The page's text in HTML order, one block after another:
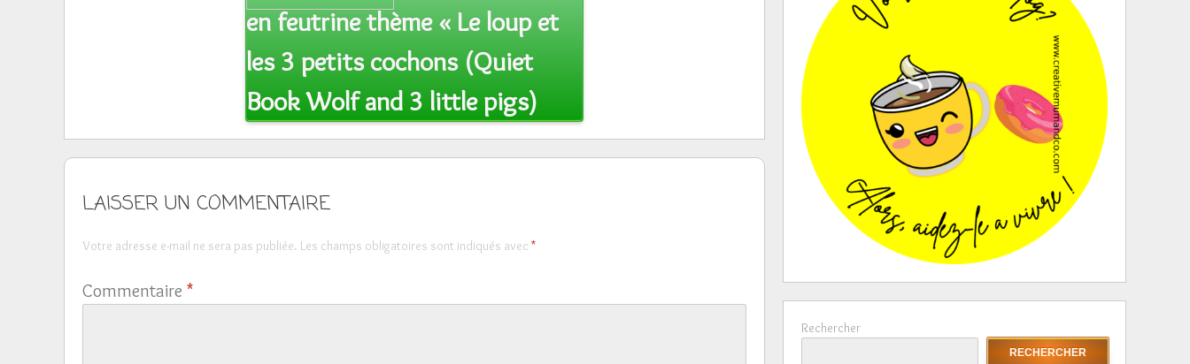
en feutrine thème « Le loup et
les 3 petits cochons (Quiet
Book Wolf and 3 little pigs)
LAISSER UN COMMENTAIRE
Votre adresse e-mail ne sera pas publiée. Les champs obligatoires sont indiqués avec *
Commentaire *
Rechercher
RECHERCHER